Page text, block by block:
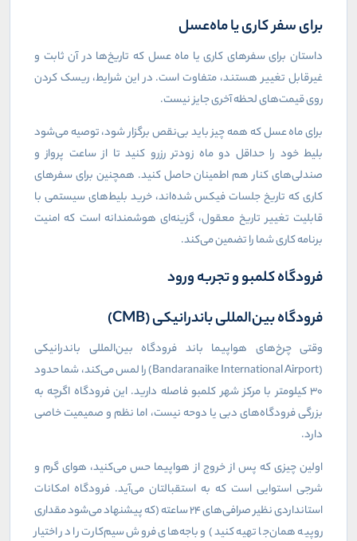
برای سفر کاری یا ماه‌عسل
داستان برای سفرهای کاری یا ماه عسل که تاریخ‌ها در آن ثابت و
غیرقابل تغییر هستند، متفاوت است. در این شرایط، ریسک کردن
روی قیمت‌های لحظه آخری جایز نیست.
برای ماه عسل که همه چیز باید بی‌نقص برگزار شود، توصیه می‌شود
بلیط خود را حداقل دو ماه زودتر رزرو کنید تا از ساعت پرواز و
صندلی‌های کنار هم اطمینان حاصل کنید. همچنین برای سفرهای
کاری که تاریخ جلسات فیکس شده‌اند، خرید بلیط‌های سیستمی با
قابلیت تغییر تاریخ معقول، گزینه‌ای هوشمندانه است که امنیت
برنامه کاری شما را تضمین می‌کند.
فرودگاه کلمبو و تجربه ورود
فرودگاه بین‌المللی باندرانیکی (CMB
)
وقتی چرخ‌های هواپیما باند فرودگاه بین‌المللی باندرانیکی
(
Bandaranaike International Airport) را لمس می‌کند، شما حدود
۳۰ کیلومتر با مرکز شهر کلمبو فاصله دارید. این فرودگاه اگرچه به
بزرگی فرودگاه‌های دبی یا دوحه نیست، اما نظم و صمیمیت خاصی
دارد.
اولین چیزی که پس از خروج از هواپیما حس می‌کنید، هوای گرم و
شرجی استوایی است که به استقبالتان می‌آید. فرودگاه امکانات
استانداردی نظیر صرافی‌های ۲۴ ساعته (که پیشنهاد می‌شود مقداری
روپیه همان‌جا تهیه کنید) و باجه‌های فروش سیم‌کارت را در اختیار